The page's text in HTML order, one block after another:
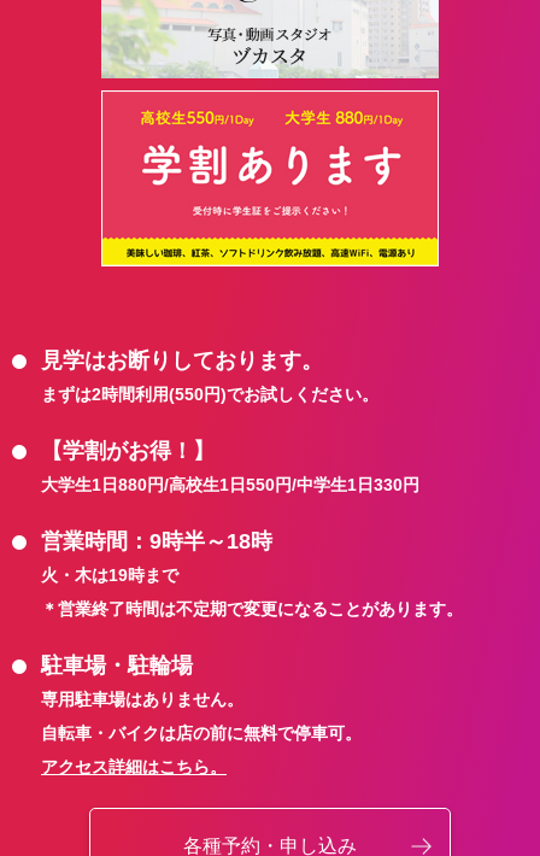
見学はお断りしております。
まずは2時間利用(550円)でお試しください。
【学割がお得！】
大学生1日880円/高校生1日550円/中学生1日330円
営業時間：9時半～18時
火・木は19時まで
＊営業終了時間は不定期で変更になることがあります。
駐車場・駐輪場
専用駐車場はありません。
自転車・バイクは店の前に無料で停車可。
アクセス詳細はこちら。
各種予約・申し込み